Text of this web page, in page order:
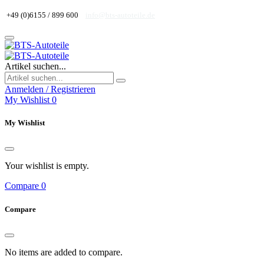
+49 (0)6155 / 899 600
Artikel suchen...
Anmelden / Registrieren
My Wishlist 0
My Wishlist
Your wishlist is empty.
Compare 0
Compare
No items are added to compare.